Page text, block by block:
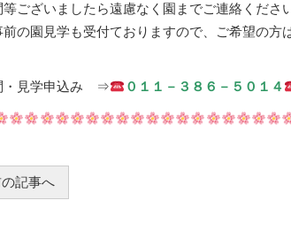
等ございましたら遠慮なく園までご連絡ください
前の園見学も受付ておりますので、ご希望の方
・見学申込み ⇒ ０１１－３８６－５０１４
記事へ